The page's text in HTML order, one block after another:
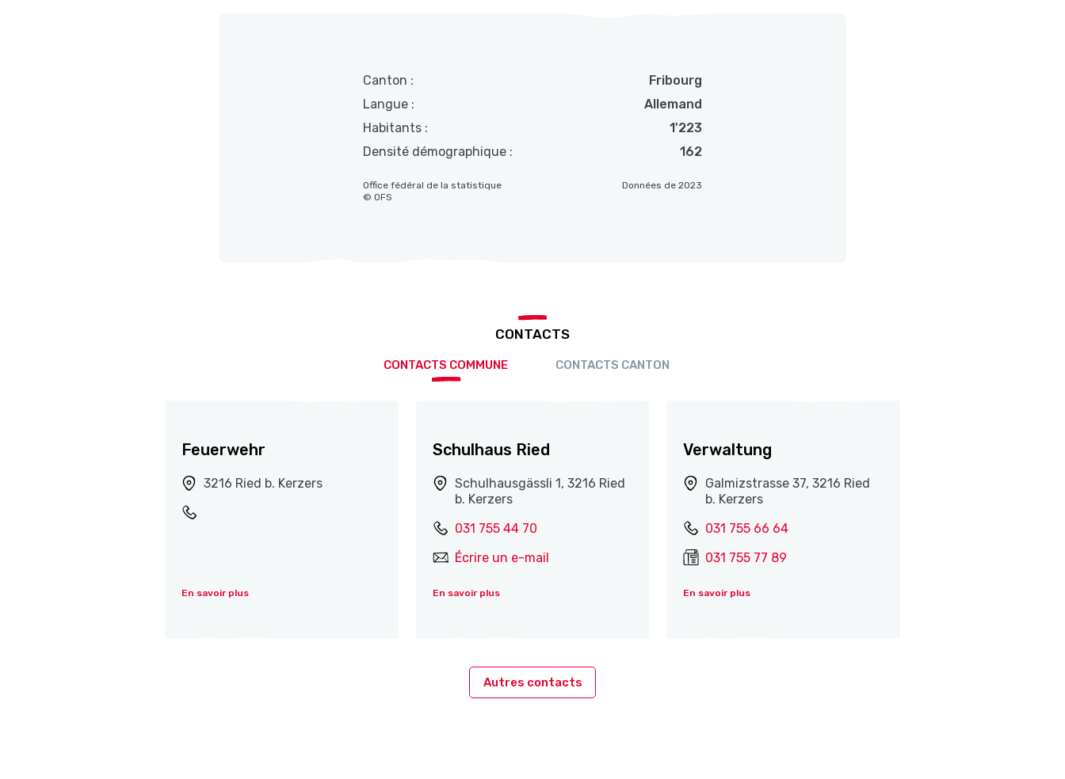
Canton :
Fribourg
Langue :
Allemand
Habitants :
1'223
Densité démographique :
162
Données de 2023
Office fédéral de la statistique
© OFS
CONTACTS
CONTACTS COMMUNE CONTACTS CANTON
Feuerwehr
3216 Ried b. Kerzers
En savoir plus
Schulhaus Ried
Schulhausgässli 1, 3216 Ried
b. Kerzers
031 755 44 70
Écrire un e-mail
En savoir plus
Verwaltung
Galmizstrasse 37, 3216 Ried
b. Kerzers
031 755 66 64
031 755 77 89
En savoir plus
Autres contacts